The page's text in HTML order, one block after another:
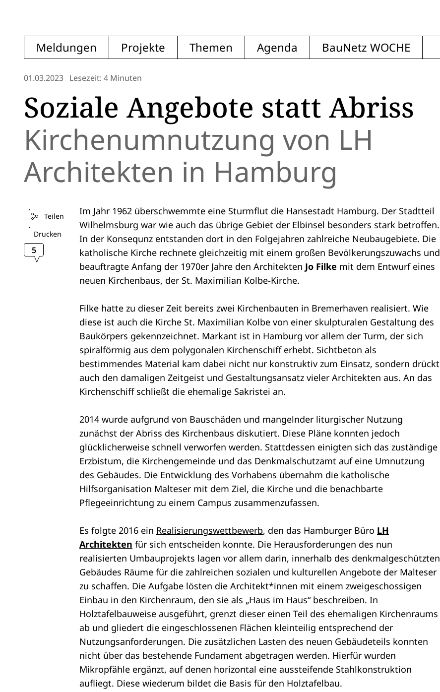
Meldungen Projekte Themen Agenda BauNetz WOCHE
01.03.2023 Lesezeit: 4 Minuten
Soziale Angebote statt Abriss
Kirchenumnutzung von LH
Architekten in Hamburg
Teilen
Drucken
5
Im Jahr 1962 überschwemmte eine Sturmflut die Hansestadt Hamburg. Der Stadtteil
Wilhelmsburg war wie auch das übrige Gebiet der Elbinsel besonders stark betroffen.
In der Konsequnz entstanden dort in den Folgejahren zahlreiche Neubaugebiete. Die
katholische Kirche rechnete gleichzeitig mit einem großen Bevölkerungszuwachs und
beauftragte Anfang der 1970er Jahre den Architekten Jo Filke mit dem Entwurf eines
neuen Kirchenbaus, der St. Maximilian Kolbe-Kirche.
Filke hatte zu dieser Zeit bereits zwei Kirchenbauten in Bremerhaven realisiert. Wie
diese ist auch die Kirche St. Maximilian Kolbe von einer skulpturalen Gestaltung des
Baukörpers gekennzeichnet. Markant ist in Hamburg vor allem der Turm, der sich
spiralförmig aus dem polygonalen Kirchenschiff erhebt. Sichtbeton als
bestimmendes Material kam dabei nicht nur konstruktiv zum Einsatz, sondern drückt
auch den damaligen Zeitgeist und Gestaltungsansatz vieler Architekten aus. An das
Kirchenschiff schließt die ehemalige Sakristei an.
2014 wurde aufgrund von Bauschäden und mangelnder liturgischer Nutzung
zunächst der Abriss des Kirchenbaus diskutiert. Diese Pläne konnten jedoch
glücklicherweise schnell verworfen werden. Stattdessen einigten sich das zuständige
Erzbistum, die Kirchengemeinde und das Denkmalschutzamt auf eine Umnutzung
des Gebäudes. Die Entwicklung des Vorhabens übernahm die katholische
Hilfsorganisation Malteser mit dem Ziel, die Kirche und die benachbarte
Pflegeeinrichtung zu einem Campus zusammenzufassen.
Es folgte 2016 ein Realisierungswettbewerb, den das Hamburger Büro LH
Architekten für sich entscheiden konnte. Die Herausforderungen des nun
realisierten Umbauprojekts lagen vor allem darin, innerhalb des denkmalgeschützten
Gebäudes Räume für die zahlreichen sozialen und kulturellen Angebote der Malteser
zu schaffen. Die Aufgabe lösten die Architekt*innen mit einem zweigeschossigen
Einbau in den Kirchenraum, den sie als „Haus im Haus“ beschreiben. In
Holztafelbauweise ausgeführt, grenzt dieser einen Teil des ehemaligen Kirchenraums
ab und gliedert die eingeschlossenen Flächen kleinteilig entsprechend der
Nutzungsanforderungen. Die zusätzlichen Lasten des neuen Gebäudeteils konnten
nicht über das bestehende Fundament abgetragen werden. Hierfür wurden
Mikropfähle ergänzt, auf denen horizontal eine aussteifende Stahlkonstruktion
aufliegt. Diese wiederum bildet die Basis für den Holztafelbau.